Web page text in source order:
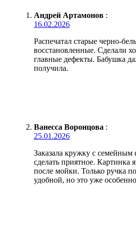
Андрей Артамонов :
16.02.2026
Распечатал старые черно-
восстановленные. Сделали
главные дефекты. Бабушка
получила.
Ванесса Воронцова :
25.01.2026
Заказала кружку с семейным
сделать приятное. Картинка
после мойки. Только ручка
удобной, но это уже